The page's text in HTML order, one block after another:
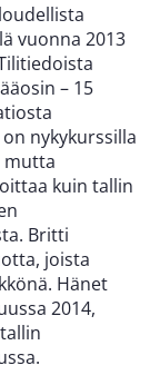
vuonna 2013
– 15
nykykurssilla
mutta
kuin tallin
Britti
joista
Hänet
2014,